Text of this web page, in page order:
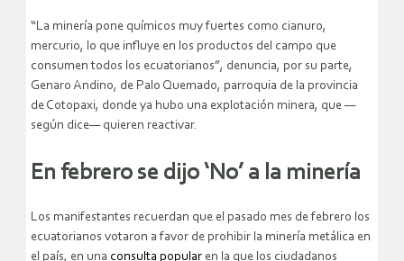
“La minería pone químicos muy fuertes como cianuro,
mercurio, lo que influye en los productos del campo que
consumen todos los ecuatorianos”, denuncia, por su parte,
Genaro Andino, de Palo Quemado, parroquia de la provincia
de Cotopaxi, donde ya hubo una explotación minera, que —
según dice— quieren reactivar.
En febrero se dijo ‘No’ a la minería
Los manifestantes recuerdan que el pasado mes de febrero los
ecuatorianos votaron a favor de prohibir la minería metálica en
el país, en una consulta popular en la que los ciudadanos